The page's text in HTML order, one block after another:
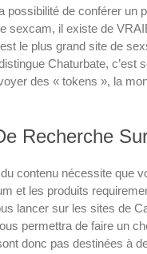
possibilité de conférer un
sexcam, il existe de
le plus grand site de
Chaturbate,
des « tokens », la
Recherche
contenu nécessite que
et les produits
lancer sur les sites de
permettra de faire un
donc pas destinées à